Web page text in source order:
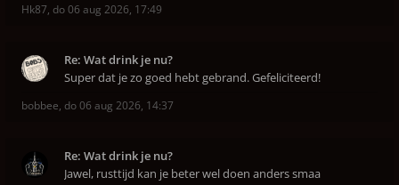
Hk87, do 06 aug 2026, 17:49
Re: Wat drink je nu?
Super dat je zo goed hebt gebrand. Gefeliciteerd!
bobbee, do 06 aug 2026, 14:37
Re: Wat drink je nu?
Jawel, rusttijd kan je beter wel doen anders smaa